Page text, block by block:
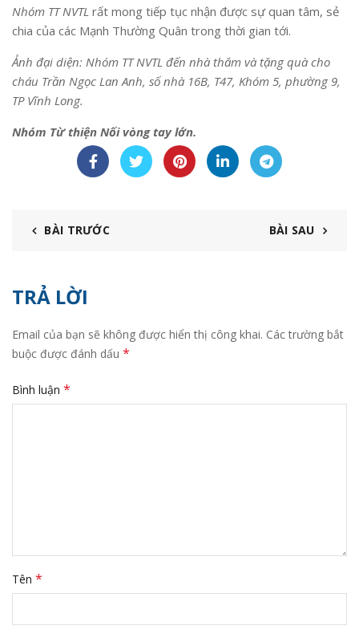
Nhóm TT NVTL rất mong tiếp tục nhận được sự quan tâm, sẻ
chia của các Mạnh Thường Quân trong thời gian tới.
Ảnh đại diện: Nhóm TT NVTL đến nhà thăm và tặng quà cho
cháu Trần Ngọc Lan Anh, số nhà 16B, T47, Khóm 5, phường 9,
TP Vĩnh Long.
Nhóm Từ thiện Nối vòng tay lớn.
BÀI TRƯỚC BÀI SAU
TRẢ LỜI
Email của bạn sẽ không được hiển thị công khai. Các trường bắt
buộc được đánh dấu *
Bình luận *
Tên *